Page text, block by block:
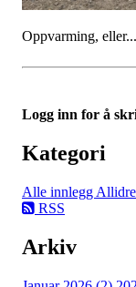
Oppvarming, eller...
Logg inn for å
Kategori
Alle innlegg
RSS
Arkiv